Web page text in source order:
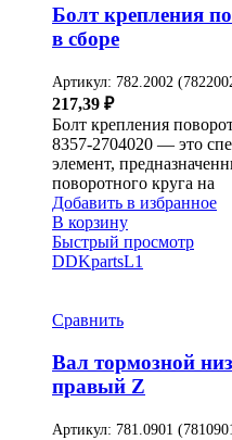
Болт крепления
в сборе
Артикул: 782.2002
217,39 ₽
Болт крепления
8357-2704020 — это
элемент,
поворотного круга на
Добавить в избранное
В корзину
Быстрый просмотр
DDKpartsL1
Сравнить
Вал тормозной
правый Z
Артикул: 781.0901